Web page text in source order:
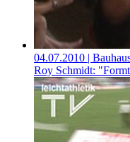
04.07.2010 |
Roy Schmidt: